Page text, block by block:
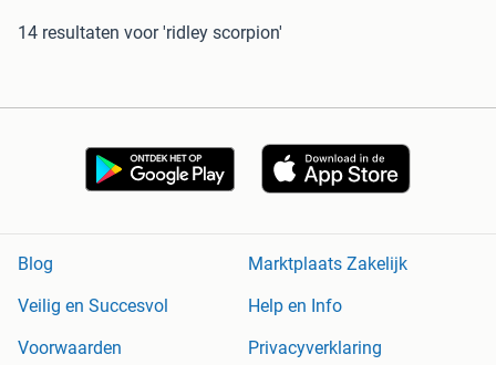
14 resultaten voor 'ridley scorpion'
Blog
Marktplaats Zakelijk
Veilig en Succesvol
Help en Info
Voorwaarden
Privacyverklaring